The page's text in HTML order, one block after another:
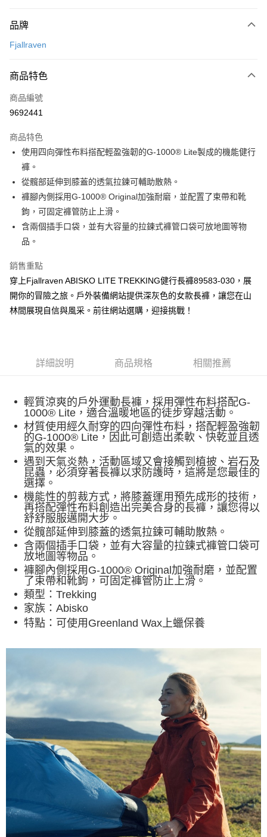
信用卡一次付款
3 期 0 利率 每期
合作金庫商業銀行
上海商業儲蓄銀行
臺灣中小企業銀行
匯豐（台灣）商業銀行
華泰商業銀行
聯邦商業銀行
元大商業銀行
永豐商業銀行
玉山商業銀行
星展（台灣）商業銀行
台灣樂天信用卡公司
超商取貨付款
LINE Pay
Apple Pay
ATM付款
運送方式
全家取貨付款
每筆NT$60，滿NT$490(含以上)免運費
每筆NT$60，滿NT$490(含以上)免運費
7-11取貨付款
離島宅配
每筆NT$80，滿NT$490(含以上)免運費
付款後門市自取
免運費
品牌
Fjallraven
商品特色
商品編號
9692441
商品特色
使用四向彈性布料搭配輕盈強韌的G-1000® Lite製成的機能健行
褲。
從髖部延伸到膝蓋的透氣拉鍊可輔助散熱。
褲腳內側採用G-1000® Original加強耐磨，並配置了束帶和靴
鉤，可固定褲管防止上滑。
含兩個插手口袋，並有大容量的拉鍊式褲管口袋可放地圖等物
品。
銷售重點
穿上Fjallraven ABISKO LITE TREKKING健行長褲89583-030，展
開你的冒險之旅。戶外裝備網站提供深灰色的女款長褲，讓您在山
林間展現自信與風采。前往網站選購，迎接挑戰！
詳細說明 商品規格 相關推薦
輕質涼爽的戶外運動長褲，採用彈性布料搭配G-
1000® Lite，適合溫暖地區的徒步穿越活動。
材質使用經久耐穿的四向彈性布料，搭配輕盈強韌
的G-1000® Lite，因此可創造出柔軟、快乾並且透
氣的效果。
遇到天氣炎熱，活動區域又會接觸到植披、岩石及
昆蟲，必須穿著長褲以求防護時，這將是您最佳的
選擇。
機能性的剪裁方式，將膝蓋運用預先成形的技術，
再搭配彈性布料創造出完美合身的長褲，讓您得以
舒舒服服邁開大步。
從髖部延伸到膝蓋的透氣拉鍊可輔助散熱。
含兩個插手口袋，並有大容量的拉鍊式褲管口袋可
放地圖等物品。
褲腳內側採用G-1000® Original加強耐磨，並配置
了束帶和靴鉤，可固定褲管防止上滑。
類型：Trekking
家族：Abisko
特點：可使用Greenland Wax上蠟保養